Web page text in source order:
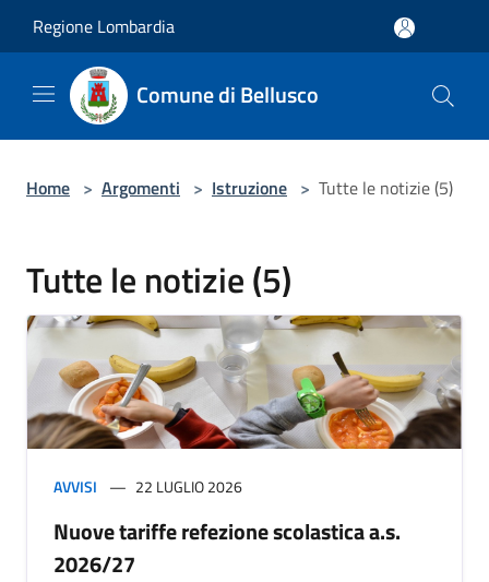
Regione Lombardia
Comune di Bellusco
Home > Argomenti > Istruzione > Tutte le notizie (5)
Tutte le notizie (5)
AVVISI 22 LUGLIO 2026
Nuove tariffe refezione scolastica a.s.
2026/27